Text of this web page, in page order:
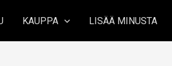
KAUPPA LISÄÄ MINUSTA